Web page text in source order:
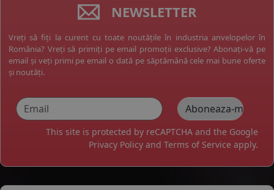
NEWSLETTER
Vreți să fiți la curent cu toate noutățile în industria anvelopelor în
România? Vreți să primiți pe email promoții exclusive? Abonați-vă pe
email și veți primi pe email o dată pe săptămână cele mai bune oferte
și noutăți.
This site is protected by reCAPTCHA and the Google
Privacy Policy and Terms of Service apply.